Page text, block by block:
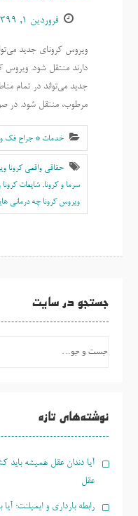
فروردین ۱, ۱۳۹۹
ویروس کرونای جدید
دارند منتقل شود. ویروس
جدید می‌تواند در تمام
مرطوب، منتقل شود. در
خدمات * جراح فک
حقاقی واقعی
سرما و کرونا, شایعات
ویروس کرونا چه درمانی
جستجو در سایت
نوشته‌های تازه
آیا دندان عقل همیشه باید
عقل
رابطه بارداری و ایمپلنت؛